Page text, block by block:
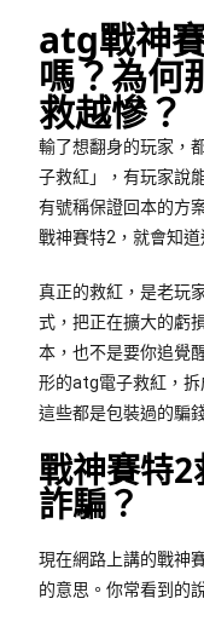
atg戰神
嗎？為何
救越慘？
輸了想翻身的玩家，
子救紅」，有玩家說
有號稱保證回本的方
戰神賽特2，就會知
真正的救紅，是老玩
式，把正在擴大的虧
本，也不是要你追覺
形的atg電子救紅，
這些都是包裝過的騙
戰神賽特
詐騙？
現在網路上講的戰神
的意思。你常看到的